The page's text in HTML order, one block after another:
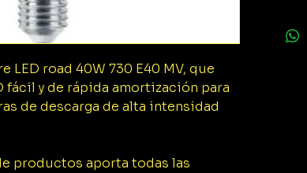
LED road 40W 730 E40 MV, que
fácil y de rápida amortización para
de descarga de alta intensidad
productos aporta todas las